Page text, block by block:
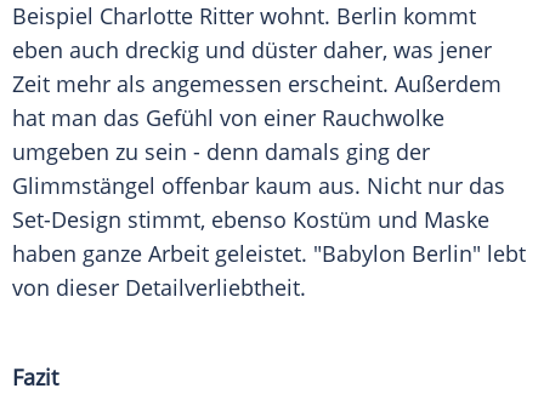
Beispiel Charlotte Ritter wohnt. Berlin kommt
eben auch dreckig und düster daher, was jener
Zeit mehr als angemessen erscheint. Außerdem
hat man das Gefühl von einer Rauchwolke
umgeben zu sein - denn damals ging der
Glimmstängel offenbar kaum aus. Nicht nur das
Set-Design stimmt, ebenso Kostüm und Maske
haben ganze Arbeit geleistet. "Babylon Berlin" lebt
von dieser Detailverliebtheit.
Fazit